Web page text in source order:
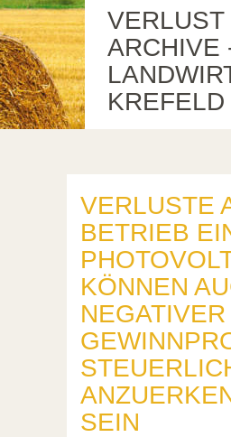
VERLUST
ARCHIVE
KREFELD
VERLUSTE
BETRIEB
KÖNNEN
NEGATIVER
SEIN